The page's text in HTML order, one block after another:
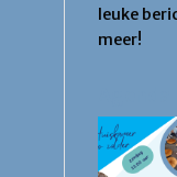
leuke
meer!